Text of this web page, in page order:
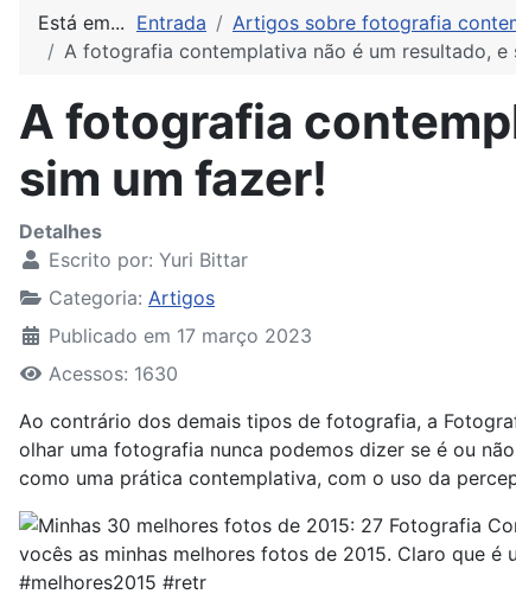
Está em... Entrada
Artigos sobre fotografia
A fotografia contemplativa não é um resultado, e
A fotografia
sim um fazer!
Detalhes
Escrito por: Yuri Bittar
Categoria: Artigos
Publicado em 17 março 2023
Acessos: 1630
Ao contrário dos demais tipos de fotografia, a
olhar uma fotografia nunca podemos dizer se é ou
como uma prática contemplativa, com o uso da